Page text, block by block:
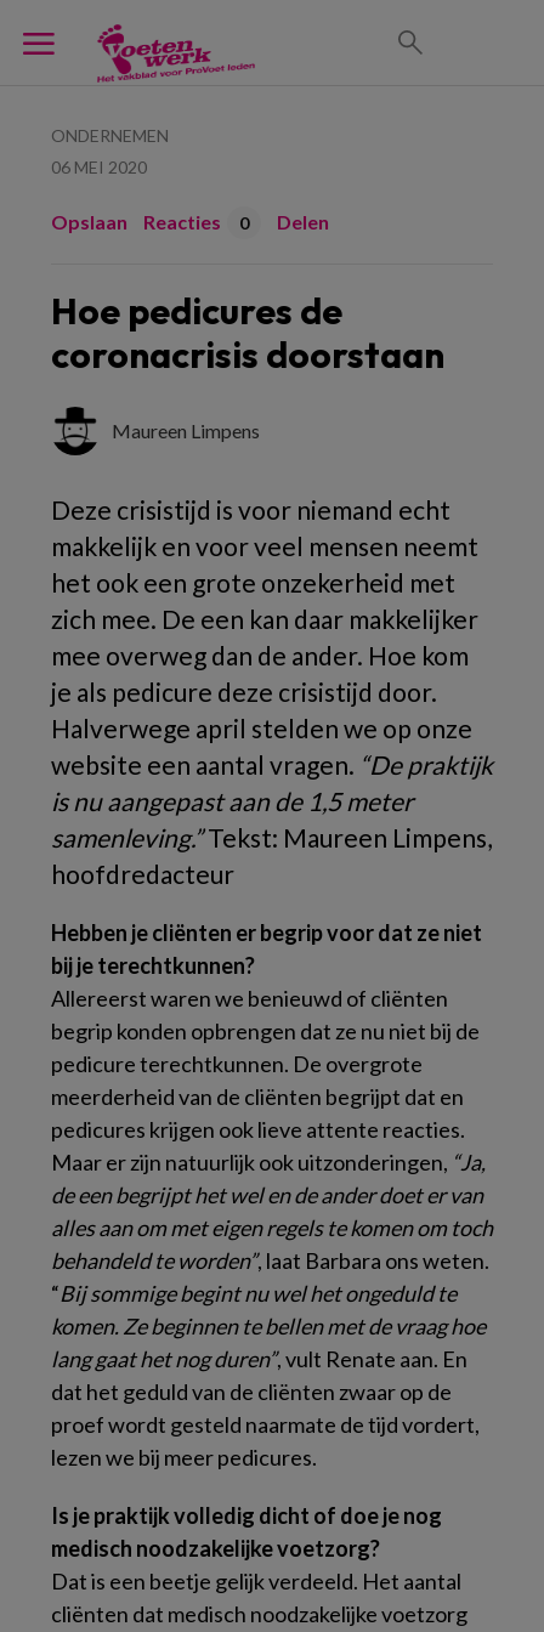
ONDERNEMEN
06 MEI 2020
Opslaan Reacties 0 Delen
Hoe pedicures de
coronacrisis doorstaan
Maureen Limpens
Deze crisistijd is voor niemand echt
makkelijk en voor veel mensen neemt
het ook een grote onzekerheid met
zich mee. De een kan daar makkelijker
mee overweg dan de ander. Hoe kom
je als pedicure deze crisistijd door.
Halverwege april stelden we op onze
website een aantal vragen. “De praktijk
is nu aangepast aan de 1,5 meter
samenleving.”Tekst: Maureen Limpens,
hoofdredacteur
Hebben je cliënten er begrip voor dat ze niet
bij je terechtkunnen?
Allereerst waren we benieuwd of cliënten
begrip konden opbrengen dat ze nu niet bij de
pedicure terechtkunnen. De overgrote
meerderheid van de cliënten begrijpt dat en
pedicures krijgen ook lieve attente reacties.
Maar er zijn natuurlijk ook uitzonderingen, “Ja,
de een begrijpt het wel en de ander doet er van
alles aan om met eigen regels te komen om toch
behandeld te worden”, laat Barbara ons weten.
“Bij sommige begint nu wel het ongeduld te
komen. Ze beginnen te bellen met de vraag hoe
lang gaat het nog duren”, vult Renate aan. En
dat het geduld van de cliënten zwaar op de
proef wordt gesteld naarmate de tijd vordert,
lezen we bij meer pedicures.
Is je praktijk volledig dicht of doe je nog
medisch noodzakelijke voetzorg?
Dat is een beetje gelijk verdeeld. Het aantal
cliënten dat medisch noodzakelijke voetzorg